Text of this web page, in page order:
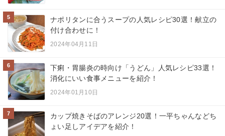
5
ナポリタンに合うスープの人気レシピ30選！献立の
付け合わせに！
2024年04月11日
6
下痢・胃腸炎の時向け「うどん」人気レシピ33選！
消化にいい食事メニューを紹介！
2024年01月10日
7
カップ焼きそばのアレンジ20選！一平ちゃんなどち
ょい足しアイデアを紹介！